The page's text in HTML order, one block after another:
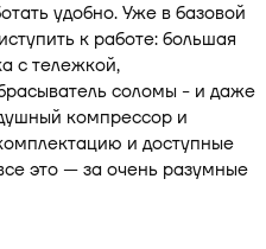
удобно. Уже в базовой
к работе: большая
с тележкой,
соломы - и даже
компрессор и
и доступные
это — за очень разумные